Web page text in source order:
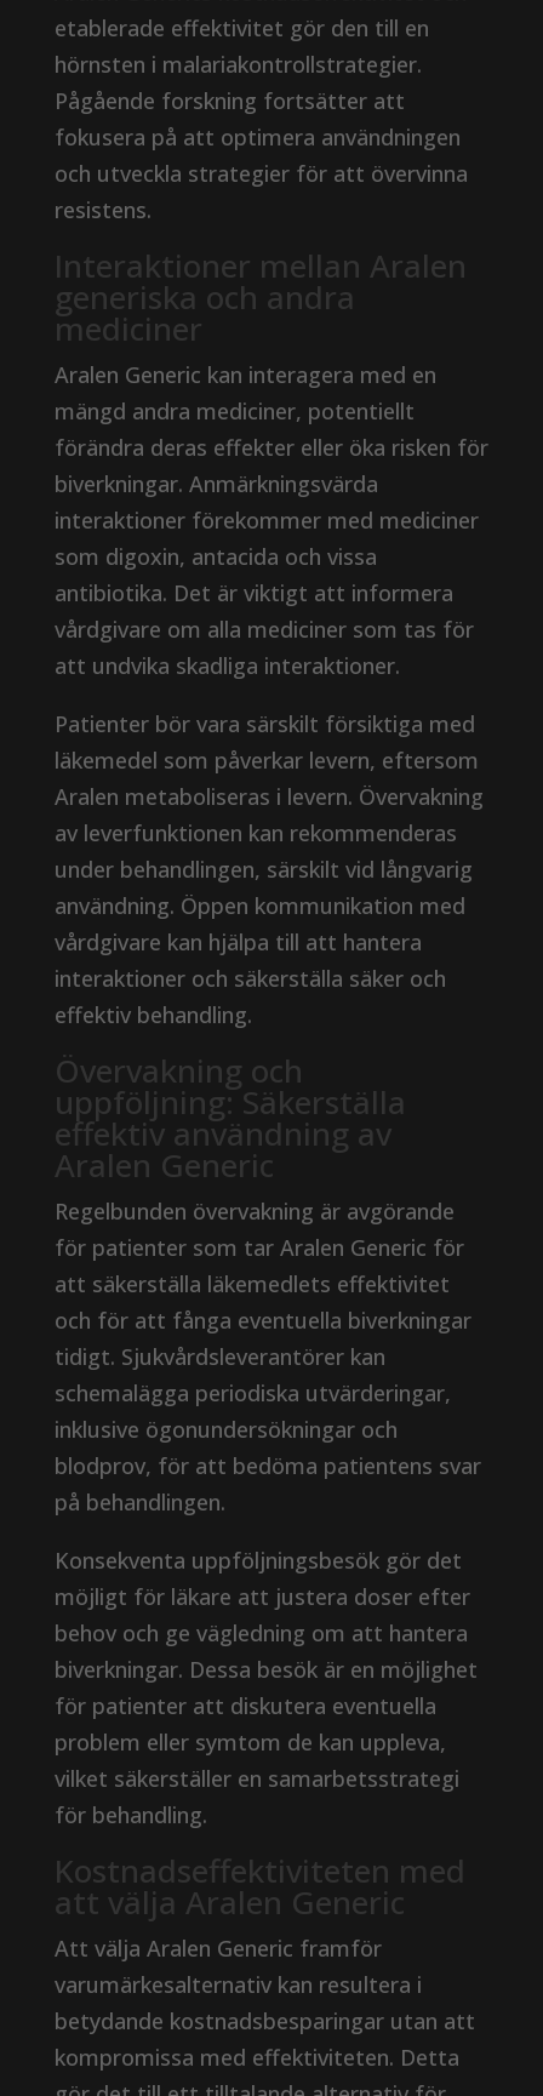
etablerade effektivitet gör den till en
hörnsten i malariakontrollstrategier.
Pågående forskning fortsätter att
fokusera på att optimera användningen
och utveckla strategier för att övervinna
resistens.
Interaktioner mellan Aralen
generiska och andra
mediciner
Aralen Generic kan interagera med en
mängd andra mediciner, potentiellt
förändra deras effekter eller öka risken för
biverkningar. Anmärkningsvärda
interaktioner förekommer med mediciner
som digoxin, antacida och vissa
antibiotika. Det är viktigt att informera
vårdgivare om alla mediciner som tas för
att undvika skadliga interaktioner.
Patienter bör vara särskilt försiktiga med
läkemedel som påverkar levern, eftersom
Aralen metaboliseras i levern. Övervakning
av leverfunktionen kan rekommenderas
under behandlingen, särskilt vid långvarig
användning. Öppen kommunikation med
vårdgivare kan hjälpa till att hantera
interaktioner och säkerställa säker och
effektiv behandling.
Övervakning och
uppföljning: Säkerställa
effektiv användning av
Aralen Generic
Regelbunden övervakning är avgörande
för patienter som tar Aralen Generic för
att säkerställa läkemedlets effektivitet
och för att fånga eventuella biverkningar
tidigt. Sjukvårdsleverantörer kan
schemalägga periodiska utvärderingar,
inklusive ögonundersökningar och
blodprov, för att bedöma patientens svar
på behandlingen.
Konsekventa uppföljningsbesök gör det
möjligt för läkare att justera doser efter
behov och ge vägledning om att hantera
biverkningar. Dessa besök är en möjlighet
för patienter att diskutera eventuella
problem eller symtom de kan uppleva,
vilket säkerställer en samarbetsstrategi
för behandling.
Kostnadseffektiviteten med
att välja Aralen Generic
Att välja Aralen Generic framför
varumärkesalternativ kan resultera i
betydande kostnadsbesparingar utan att
kompromissa med effektiviteten. Detta